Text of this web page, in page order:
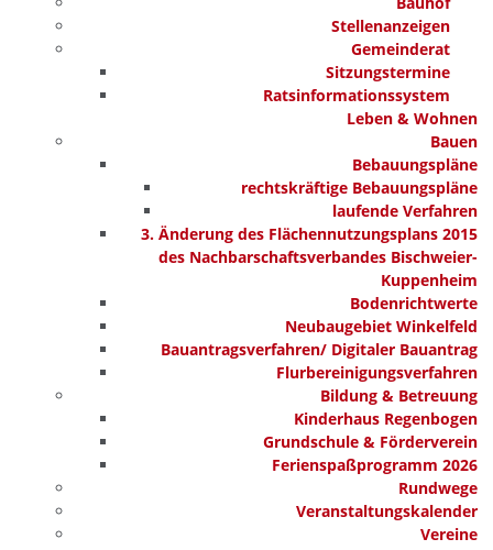
Stellenanzeigen
Gemeinderat
Sitzungstermine
Ratsinformationssystem
Leben & Wohnen
Bauen
Bebauungspläne
rechtskräftige Bebauungspläne
laufende Verfahren
3. Änderung des Flächennutzungsplans 2015
des Nachbarschaftsverbandes Bischweier-
Kuppenheim
Bodenrichtwerte
Neubaugebiet Winkelfeld
Bauantragsverfahren/ Digitaler Bauantrag
Flurbereinigungsverfahren
Bildung & Betreuung
Kinderhaus Regenbogen
Grundschule & Förderverein
Ferienspaßprogramm 2026
Rundwege
Veranstaltungskalender
Vereine